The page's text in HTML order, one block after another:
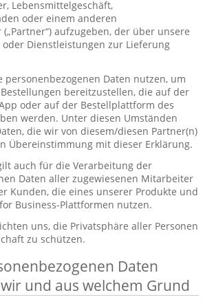
Lebensmittelgeschäft,
oder einem anderen
aufzugeben, der über unsere
oder Dienstleistungen zur Lieferung
personenbezogenen Daten nutzen, um
bereitzustellen, die auf der
oder auf der Bestellplattform des
werden. Unter diesen Umständen
die wir von diesem/diesen Partner(n)
Übereinstimmung mit dieser Erklärung.
auch für die Verarbeitung der
Daten aller zugewiesenen Mitarbeiter
Kunden, die eines unserer Produkte und
Business-Plattformen nutzen.
uns, die Privatsphäre aller Personen
zu schützen.
Daten
und aus welchem Grund